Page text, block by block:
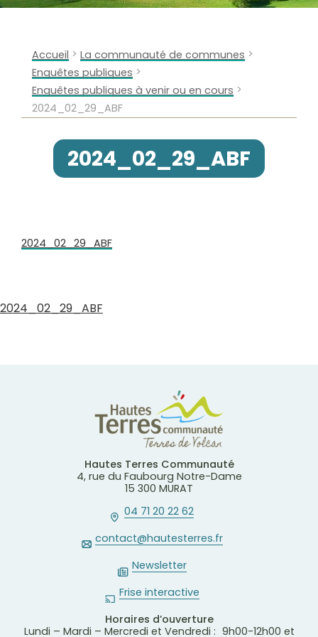
Accueil > La communauté de communes >
Enquêtes publiques >
Enquêtes publiques à venir ou en cours >
2024_02_29_ABF
2024_02_29_ABF
2024_02_29_ABF
2024_02_29_ABF
Hautes Terres Communauté
4, rue du Faubourg Notre-Dame
15 300 MURAT
04 71 20 22 62
contact@hautesterres.fr
Newsletter
Frise interactive
Horaires d’ouverture
Lundi – Mardi – Mercredi et Vendredi : 9h00-12h00 et